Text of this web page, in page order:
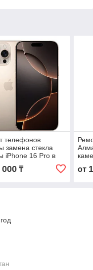
телефонов
замена стекла
iPhone 16 Pro в
000₸ от